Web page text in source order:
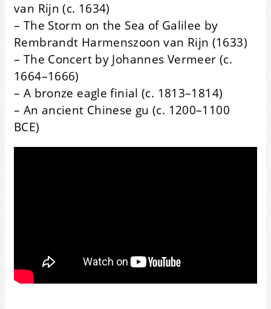
van Rijn (c. 1634)
– The Storm on the Sea of Galilee by
Rembrandt Harmenszoon van Rijn (1633)
– The Concert by Johannes Vermeer (c.
1664–1666)
– A bronze eagle finial (c. 1813–1814)
– An ancient Chinese gu (c. 1200–1100
BCE)